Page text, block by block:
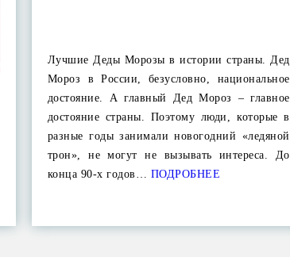
Лучшие Деды Морозы в истории страны. Дед
Мороз в России, безусловно, национальное
достояние. А главный Дед Мороз – главное
достояние страны. Поэтому люди, которые в
разные годы занимали новогодний «ледяной
трон», не могут не вызывать интереса. До
конца 90-х годов… ПОДРОБНЕЕ